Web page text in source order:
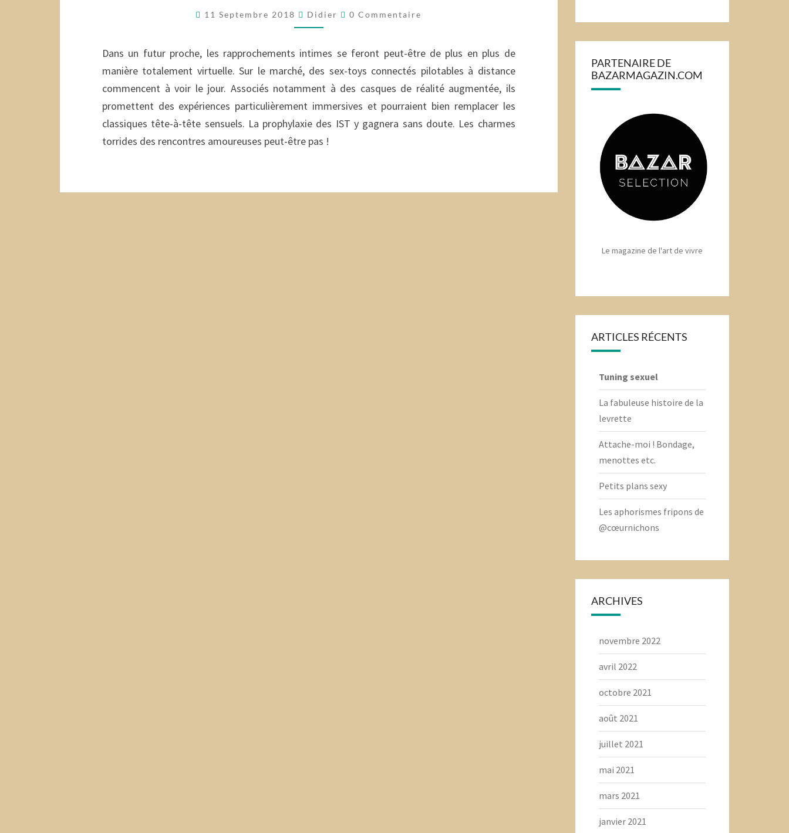
?
11 Septembre 2018 Didier Commentaires
0 Commentaire
Dans un futur proche, les rapprochements intimes se feront peut-être de plus en plus de
manière totalement virtuelle. Sur le marché, des sex-toys connectés pilotables à distance
commencent à voir le jour. Associés notamment à des casques de réalité augmentée, ils
promettent des expériences particulièrement immersives et pourraient bien remplacer les
classiques tête-à-tête sensuels. La prophylaxie des IST y gagnera sans doute. Les charmes
torrides des rencontres amoureuses peut-être pas !
PARTENAIRE DE
BAZARMAGAZIN.COM
Le magazine de l'art de vivre
ARTICLES RÉCENTS
Tuning sexuel
La fabuleuse histoire de la
levrette
Attache-moi ! Bondage,
menottes etc.
Petits plans sexy
Les aphorismes fripons de
@cœurnichons
ARCHIVES
novembre 2022
avril 2022
octobre 2021
août 2021
juillet 2021
mai 2021
mars 2021
janvier 2021